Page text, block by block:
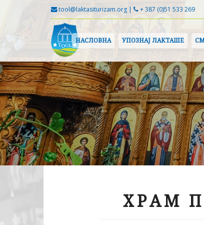
tool@laktasiturizam.org | + 387 (0)51 533 269
НАСЛОВНА УПОЗНАЈ ЛАКТАШЕ
ХРАМ